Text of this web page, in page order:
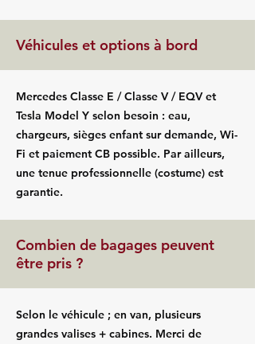
Véhicules et options à bord
Mercedes Classe E / Classe V / EQV et
Tesla Model Y selon besoin : eau,
chargeurs, sièges enfant sur demande, Wi-
Fi et paiement CB possible. Par ailleurs,
une tenue professionnelle (costume) est
garantie.
Combien de bagages peuvent
être pris ?
Selon le véhicule ; en van, plusieurs
grandes valises + cabines. Merci de